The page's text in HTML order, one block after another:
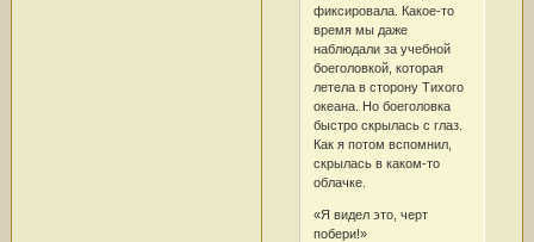
фиксировала. Какое-то
время мы даже
наблюдали за учебной
боеголовкой, которая
летела в сторону Тихого
океана. Но боеголовка
быстро скрылась с глаз.
Как я потом вспомнил,
скрылась в каком-то
облачке.
«Я видел это, черт
побери!»